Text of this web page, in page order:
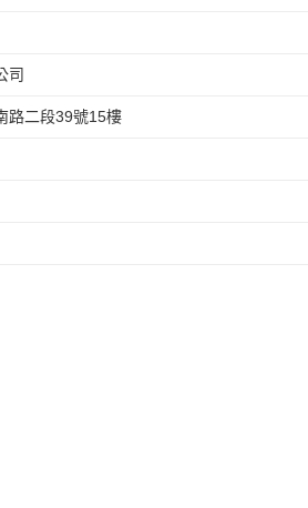
司
路二段39號15樓